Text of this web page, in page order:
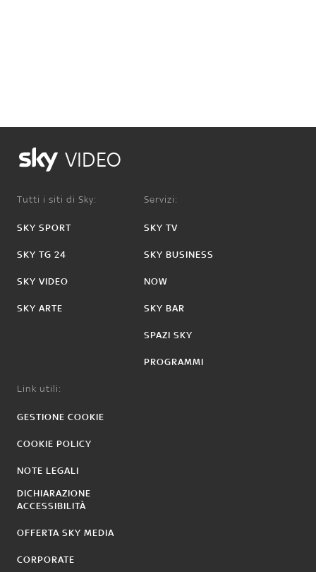
VIDEO
Tutti i siti di Sky:
SKY SPORT
SKY TG 24
SKY VIDEO
SKY ARTE
Servizi:
SKY TV
SKY BUSINESS
NOW
SKY BAR
SPAZI SKY
PROGRAMMI
Link utili:
GESTIONE COOKIE
COOKIE POLICY
NOTE LEGALI
DICHIARAZIONE
ACCESSIBILITÀ
OFFERTA SKY MEDIA
CORPORATE